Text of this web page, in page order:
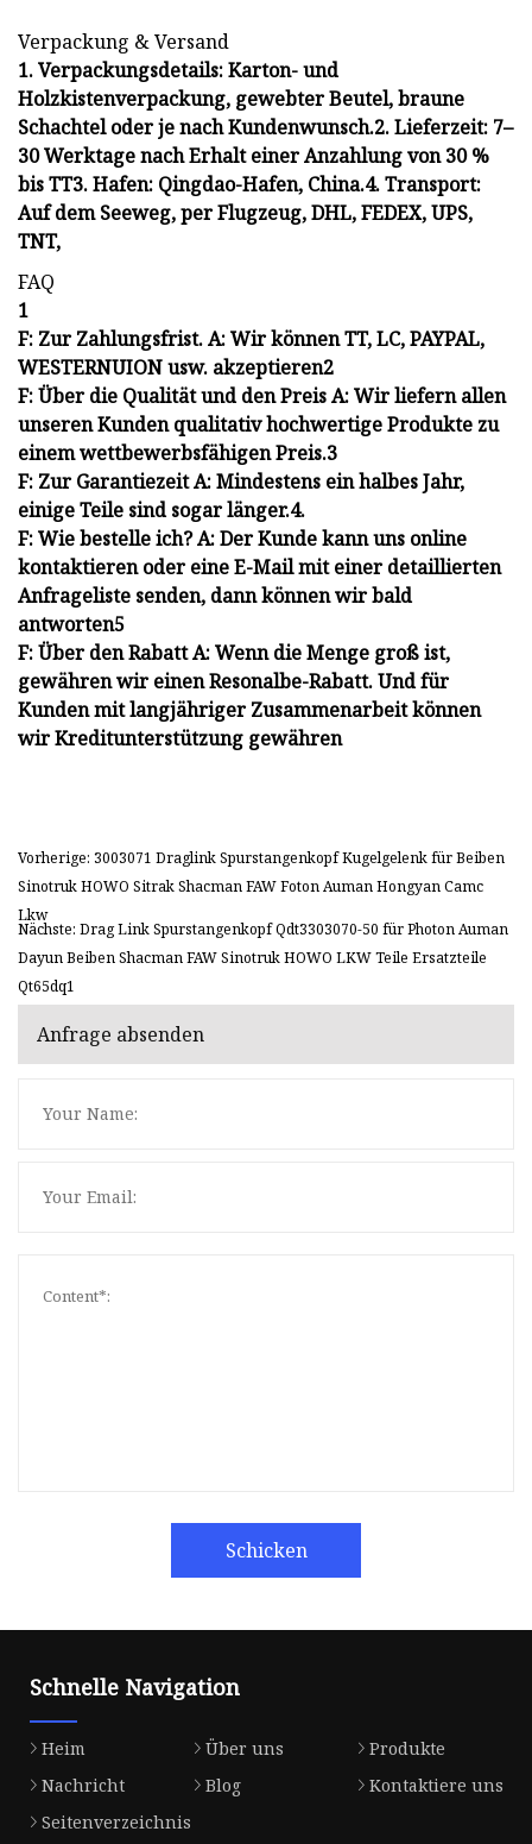
Verpackung & Versand
1. Verpackungsdetails: Karton- und
Holzkistenverpackung, gewebter Beutel, braune
Schachtel oder je nach Kundenwunsch.2. Lieferzeit: 7–
30 Werktage nach Erhalt einer Anzahlung von 30 %
bis TT3. Hafen: Qingdao-Hafen, China.4. Transport:
Auf dem Seeweg, per Flugzeug, DHL, FEDEX, UPS,
TNT,
FAQ
1
F: Zur Zahlungsfrist. A: Wir können TT, LC, PAYPAL,
WESTERNUION usw. akzeptieren2
F: Über die Qualität und den Preis A: Wir liefern allen
unseren Kunden qualitativ hochwertige Produkte zu
einem wettbewerbsfähigen Preis.3
F: Zur Garantiezeit A: Mindestens ein halbes Jahr,
einige Teile sind sogar länger.4.
F: Wie bestelle ich? A: Der Kunde kann uns online
kontaktieren oder eine E-Mail mit einer detaillierten
Anfrageliste senden, dann können wir bald
antworten5
F: Über den Rabatt A: Wenn die Menge groß ist,
gewähren wir einen Resonalbe-Rabatt. Und für
Kunden mit langjähriger Zusammenarbeit können
wir Kreditunterstützung gewähren
Vorherige: 3003071 Draglink Spurstangenkopf Kugelgelenk für Beiben
Sinotruk HOWO Sitrak Shacman FAW Foton Auman Hongyan Camc
Lkw
Nächste: Drag Link Spurstangenkopf Qdt3303070-50 für Photon Auman
Dayun Beiben Shacman FAW Sinotruk HOWO LKW Teile Ersatzteile
Qt65dq1
Anfrage absenden
Schicken
Schnelle Navigation
Heim Über uns
Produkte
Nachricht
Blog
Kontaktiere uns
Seitenverzeichnis